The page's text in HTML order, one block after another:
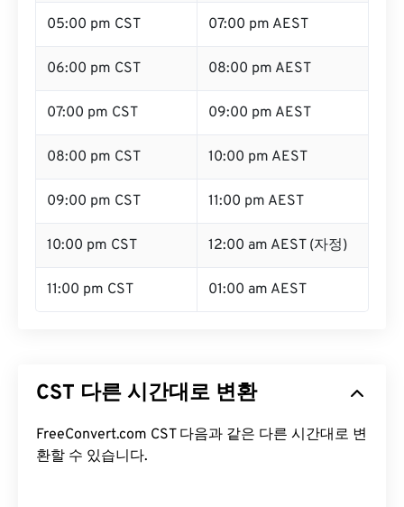
05:00 pm CST 07:00 pm AEST
06:00 pm CST 08:00 pm AEST
07:00 pm CST 09:00 pm AEST
08:00 pm CST 10:00 pm AEST
09:00 pm CST 11:00 pm AEST
10:00 pm CST 12:00 am AEST (자정)
11:00 pm CST 01:00 am AEST
CST 다른 시간대로 변환
FreeConvert.com CST 다음과 같은 다른 시간대로 변
환할 수 있습니다.